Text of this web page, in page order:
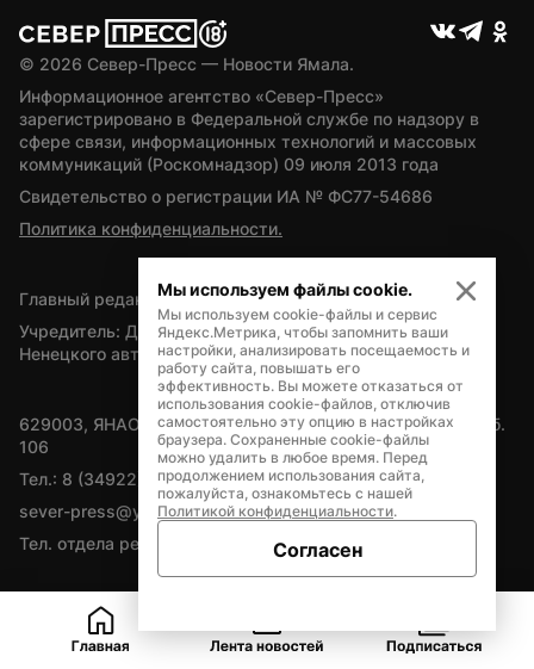
© 2026 Север-Пресс — Новости Ямала.
Информационное агентство «Север-Пресс»
зарегистрировано в Федеральной службе по надзору в
сфере связи, информационных технологий и массовых
коммуникаций (Роскомнадзор) 09 июля 2013 года
Свидетельство о регистрации ИА № ФС77-54686
Политика конфиденциальности.
Главный редактор — А.Л. Поздеев
Учредитель: Департамент внутренней политики Ямало-
Ненецкого автономного округа
629003, ЯНАО, Салехард, мкр. Богдана Кнунянца, д.1, каб.
106
Тел.: 8 (34922) 71262
sever-press@yamal-media.ru
Тел. отдела рекламы: 8 (34922) 42728
Мы используем файлы cookie.
Мы используем cookie-файлы и сервис
Яндекс.Метрика, чтобы запомнить ваши
настройки, анализировать посещаемость и
работу сайта, повышать его
эффективность. Вы можете отказаться от
использования cookie-файлов, отключив
самостоятельно эту опцию в настройках
браузера. Сохраненные cookie-файлы
можно удалить в любое время. Перед
продолжением использования сайта,
пожалуйста, ознакомьтесь с нашей
Политикой конфиденциальности.
Согласен